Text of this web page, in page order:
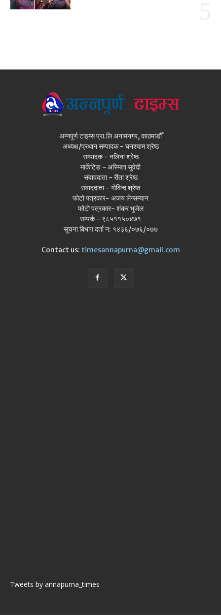
अन्नपूर्ण टाइम्स प्रा.लि अनामनगर, काठमाडौँ
अध्यक्ष/प्रधान सम्पादक - घनश्याम श्रेष्ठ
सम्पादक - नलिना श्रेष्ठ
मार्केटिङ - अस्मिता सुवेदी
संवाददाता - रीता श्रेष्ठ
संवाददाता - गोविन्द श्रेष्ठ
फोटो पत्रकार- अजय लेन्सम्यान
फोटो पत्रकार- शंकर भुजेल
सम्पर्क - ९८५११५०४७१
सूचना बिभाग दर्ता न: १४३६/०७६/०७७
Contact us: timesannapurna@gmail.com
Tweets by annapurna_times